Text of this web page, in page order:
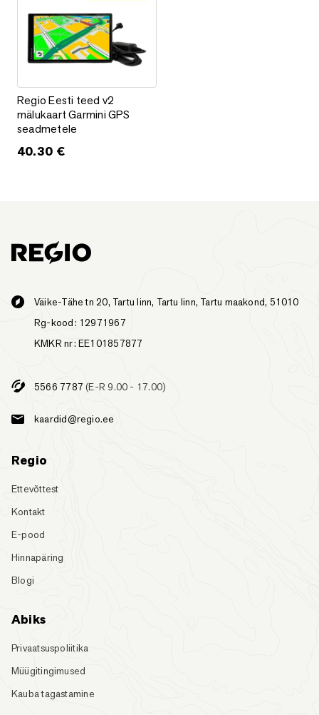
Regio Eesti teed v2 mälukaart Garmini GPS seadmetele
Regio Eesti teed v2
mälukaart Garmini GPS
seadmetele
40.30 €
Väike-Tähe tn 20, Tartu linn, Tartu linn, Tartu maakond, 51010
Rg-kood: 12971967
KMKR nr: EE101857877
5566 7787 (E-R 9.00 - 17.00)
kaardid@regio.ee
Regio
Ettevõttest
Kontakt
E-pood
Hinnapäring
Blogi
Abiks
Privaatsuspoliitika
Müügitingimused
Kauba tagastamine